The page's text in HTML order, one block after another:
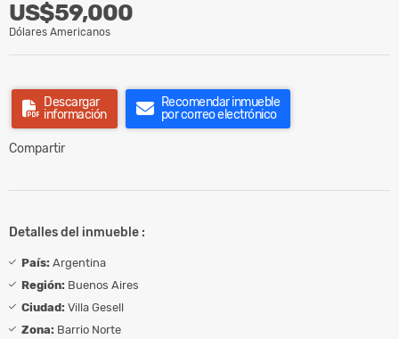
US$59,000
Dólares Americanos
Descargar
información
Recomendar inmueble
por correo electrónico
Compartir
Detalles del inmueble :
País: Argentina
Región: Buenos Aires
Ciudad: Villa Gesell
Zona: Barrio Norte